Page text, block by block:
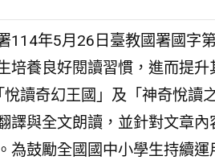
114年5月26日臺教國署國字
培養良好閱讀習慣，進而提
悅讀奇幻王國」及「神奇悅讀
譯與全文朗讀，並針對文章
為鼓勵全國國中小學生持續